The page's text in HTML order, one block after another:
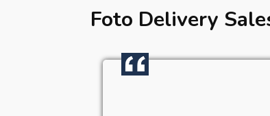
Foto Delivery